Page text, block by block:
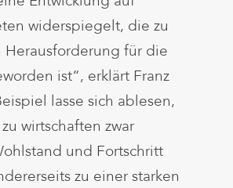
widerspiegelt, die zu
Herausforderung für die
ist“, erklärt Franz
lasse sich ablesen,
wirtschaften zwar
und Fortschritt
zu einer starken